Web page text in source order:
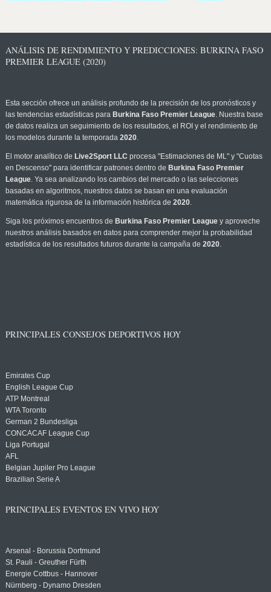
ANÁLISIS DE RENDIMIENTO Y PREDICCIONES: BURKINA FASO
PREMIER LEAGUE (2020)
Esta sección ofrece un análisis profundo de la precisión de los pronósticos y
las tendencias estadísticas para Burkina Faso Premier League. Nuestra base
de datos realiza un seguimiento de los resultados, el ROI y el rendimiento de
los modelos durante la temporada 2020.
El motor analítico de Live2Sport LLC procesa "Estimaciones de ML" y "Cuotas
en Descenso" para identificar patrones dentro de Burkina Faso Premier
League. Ya sea analizando los cambios del mercado o las selecciones
basadas en algoritmos, nuestros datos se basan en una evaluación
matemática rigurosa de la información histórica de 2020.
Siga los próximos encuentros de Burkina Faso Premier Leaguey aproveche
nuestros análisis basados en datos para comprender mejor la probabilidad
estadística de los resultados futuros durante la campaña de 2020.
PRINCIPALES CONSEJOS DEPORTIVOS HOY
Emirates Cup
English League Cup
ATP Montreal
WTA Toronto
German 2 Bundesliga
CONCACAF League Cup
Liga Portugal
AFL
Belgian Jupiler Pro League
Brazilian Serie A
PRINCIPALES EVENTOS EN VIVO HOY
Arsenal - Borussia Dortmund
St. Pauli - Greuther Fürth
Energie Cottbus - Hannover
Nürnberg - Dynamo Dresden